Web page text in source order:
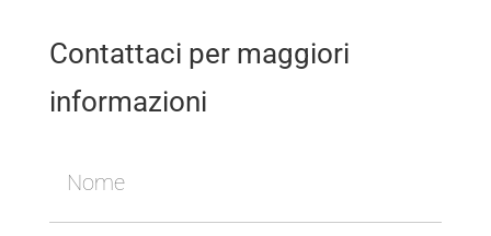
Contattaci per maggiori
informazioni